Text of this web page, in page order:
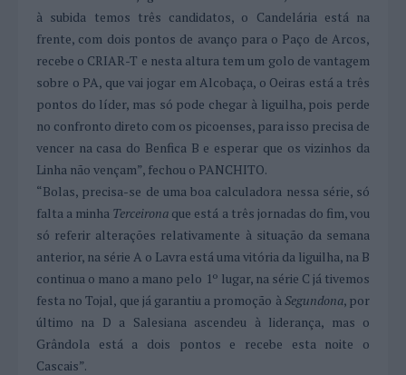
à subida temos três candidatos, o Candelária está na
frente, com dois pontos de avanço para o Paço de Arcos,
recebe o CRIAR-T e nesta altura tem um golo de vantagem
sobre o PA, que vai jogar em Alcobaça, o Oeiras está a três
pontos do líder, mas só pode chegar à liguilha, pois perde
no confronto direto com os picoenses, para isso precisa de
vencer na casa do Benfica B e esperar que os vizinhos da
Linha não vençam”, fechou o PANCHITO.
“Bolas, precisa-se de uma boa calculadora nessa série, só
falta a minha Terceirona que está a três jornadas do fim, vou
só referir alterações relativamente à situação da semana
anterior, na série A o Lavra está uma vitória da liguilha, na B
continua o mano a mano pelo 1º lugar, na série C já tivemos
festa no Tojal, que já garantiu a promoção àSegundona, por
último na D a Salesiana ascendeu à liderança, mas o
Grândola está a dois pontos e recebe esta noite o
Cascais”.